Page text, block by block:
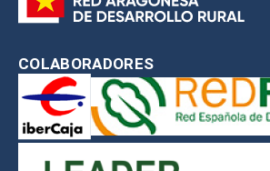
COLABORADORES